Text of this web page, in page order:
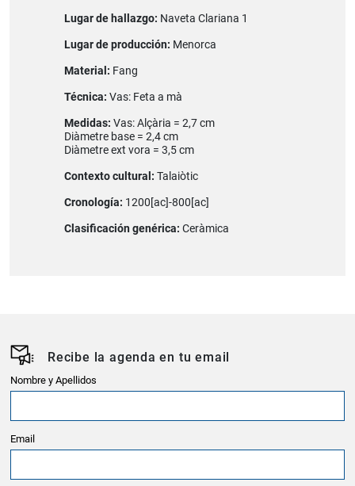
Lugar de hallazgo: Naveta Clariana 1
Lugar de producción: Menorca
Material: Fang
Técnica: Vas: Feta a mà
Medidas: Vas: Alçària = 2,7 cm
Diàmetre base = 2,4 cm
Diàmetre ext vora = 3,5 cm
Contexto cultural: Talaiòtic
Cronología: 1200[ac]-800[ac]
Clasificación genérica: Ceràmica
Recibe la agenda en tu email
Nombre y Apellidos
Email